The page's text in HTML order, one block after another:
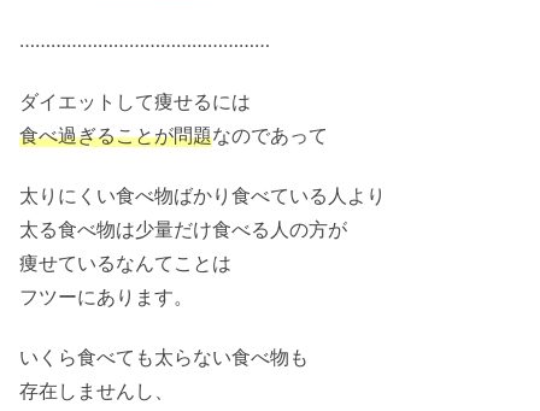
…………………………………………
ダイエットして痩せるには
食べ過ぎることが問題なのであって
太りにくい食べ物ばかり食べている人より
太る食べ物は少量だけ食べる人の方が
痩せているなんてことは
フツーにあります。
いくら食べても太らない食べ物も
存在しませんし、